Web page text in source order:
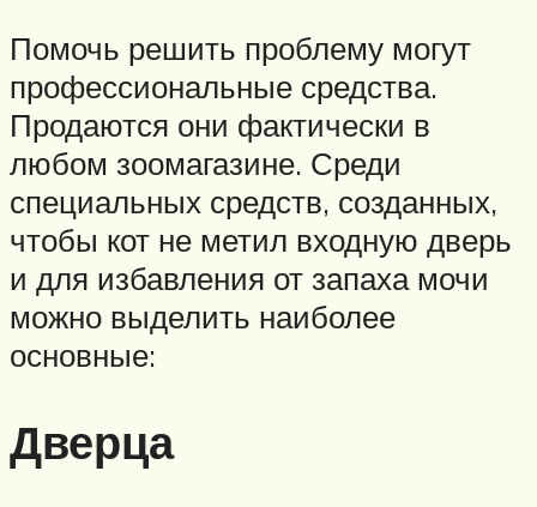
Помочь решить проблему могут
профессиональные средства.
Продаются они фактически в
любом зоомагазине. Среди
специальных средств, созданных,
чтобы кот не метил входную дверь
и для избавления от запаха мочи
можно выделить наиболее
основные:
Дверца